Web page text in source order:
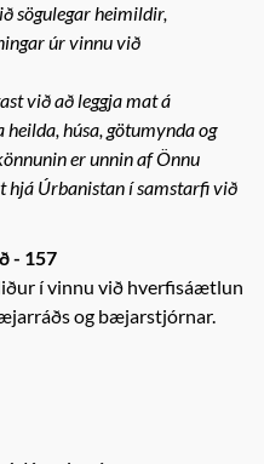
sögulegar heimildir,
úr vinnu við
við að leggja mat á
húsa, götumynda og
er unnin af Önnu
Úrbanistan í samstarfi við
- 157
í vinnu við hverfisáætlun
og bæjarstjórnar.